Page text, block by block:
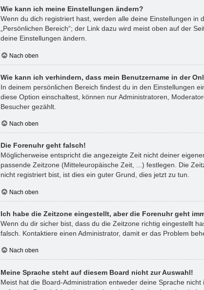
Wie kann ich meine Einstellungen ändern?
Wenn du dich registriert hast, werden alle deine Einstellungen
„Persönlichen Bereich“; der Link dazu wird meist oben auf der
deine Einstellungen ändern.
Nach oben
Wie kann ich verhindern, dass mein Benutzername in der
In deinem persönlichen Bereich findest du in den Einstellungen
diese Option einschaltest, können nur Administratoren,
Besucher gezählt.
Nach oben
Die Forenuhr geht falsch!
Möglicherweise entspricht die angezeigte Zeit nicht deiner
passende Zeitzone (Mitteleuropäische Zeit, ...) festlegen. Die
nicht registriert bist, ist dies ein guter Grund, dies jetzt zu tun.
Nach oben
Ich habe die Zeitzone eingestellt, aber die Forenuhr geht
Wenn du dir sicher bist, dass du die Zeitzone richtig eingestellt
falsch. Kontaktiere einen Administrator, damit er das Problem
Nach oben
Meine Sprache steht auf diesem Board nicht zur Auswahl!
Meist hat die Board-Administration entweder deine Sprache